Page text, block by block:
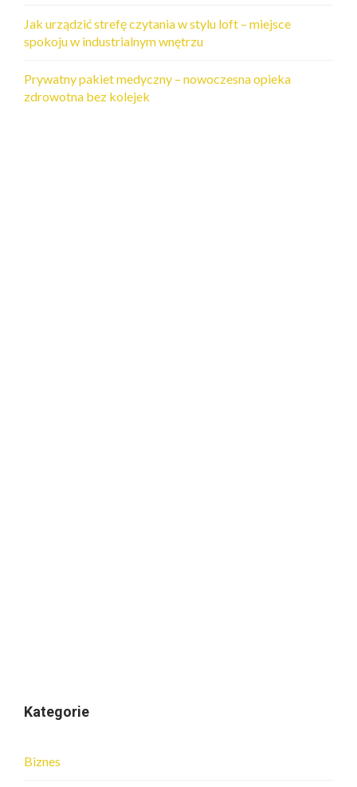
Jak urządzić strefę czytania w stylu loft – miejsce
spokoju w industrialnym wnętrzu
Prywatny pakiet medyczny – nowoczesna opieka
zdrowotna bez kolejek
Kategorie
Biznes